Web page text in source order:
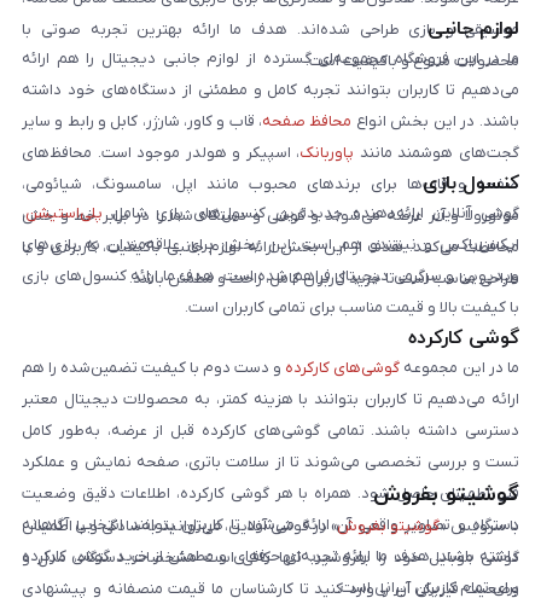
موسیقی و بازی طراحی شده‌اند. هدف ما ارائه بهترین تجربه صوتی با
محصولات متنوع و باکیفیت است.
لوازم جانبی
ما در این فروشگاه مجموعه‌ای گسترده از لوازم جانبی دیجیتال را هم ارائه
می‌دهیم تا کاربران بتوانند تجربه کامل و مطمئنی از دستگاه‌های خود داشته
باشند. در این بخش انواع محافظ صفحه، قاب و کاور، شارژر، کابل و رابط و سایر
گجت‌های هوشمند مانند پاوربانک، اسپیکر و هولدر موجود است. محافظ‌های
صفحه و قاب‌ها برای برندهای محبوب مانند اپل، سامسونگ، شیائومی،
موتورولا و آنر عرضه می‌شوند و گوشی و دستگاه شما را در برابر خط و خش
محافظت می‌کنند. هدف از این بخش ارائه لوازم جانبی باکیفیت، کاربردی و با
طراحی مناسب است تا خرید کاربران کامل، راحت و مطمئن باشد.
کنسول بازی
گوشی آنلاین ارائه‌دهنده جدیدترین کنسول‌های بازی شامل پلی‌استیشن،
ایکس‌باکس و نینتندو هم است. این بخش برای علاقه‌مندان به بازی‌های
ویدیویی و سرگرمی دیجیتال فراهم شده است. هدف ما ارائه کنسول‌های بازی
با کیفیت بالا و قیمت مناسب برای تمامی کاربران است.
گوشی کارکرده
ما در این مجموعه گوشی‌های کارکرده و دست دوم با کیفیت تضمین‌شده را هم
ارائه می‌دهیم تا کاربران بتوانند با هزینه کمتر، به محصولات دیجیتال معتبر
دسترسی داشته باشند. تمامی گوشی‌های کارکرده قبل از عرضه، به‌طور کامل
تست و بررسی تخصصی می‌شوند تا از سلامت باتری، صفحه نمایش و عملکرد
فنی اطمینان حاصل شود. همراه با هر گوشی کارکرده، اطلاعات دقیق وضعیت
دستگاه و تصاویر واقعی آن ارائه می‌شود تا کاربران بتوانند انتخابی آگاهانه
داشته باشند. هدف ما ارائه تجربه‌ای حرفه‌ای و مطمئن از خرید گوشی کارکرده
برای تمام کاربران ایرانی است.
گوشیتو بفروش
با سرویس «گوشیتو بفروش» در گوشی آنلاین، می‌توانید به‌سادگی و با اطمینان
گوشی موبایل خود را بفروشید. تنها کافی است مشخصات دستگاه، مدل و
وضعیت فیزیکی آن را وارد کنید تا کارشناسان ما قیمت منصفانه و پیشنهادی